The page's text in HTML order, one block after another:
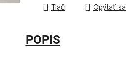
Tlač Opýtať sa
POPIS